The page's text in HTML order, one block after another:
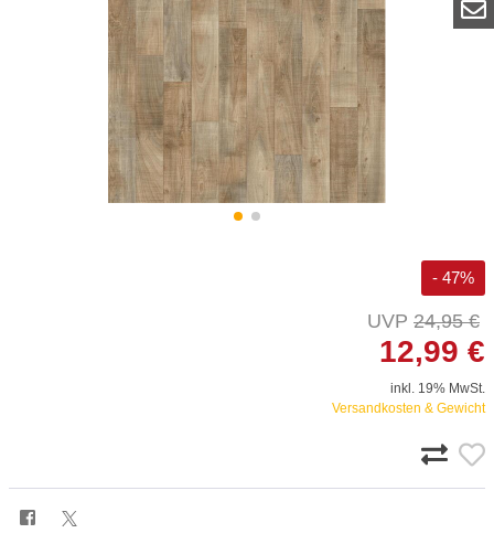
- 47%
24,95 €
12,99 €
inkl. 19% MwSt.
Versandkosten & Gewicht